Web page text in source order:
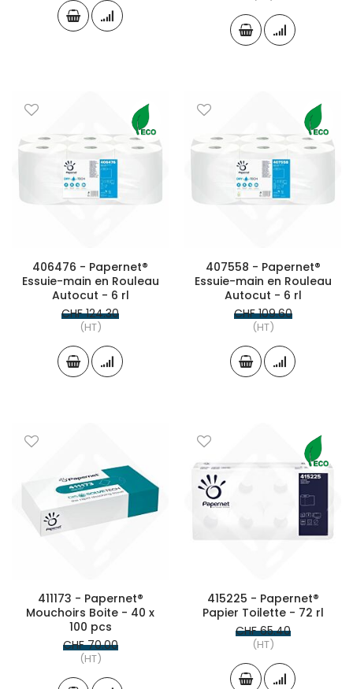
406476 - Papernet®
Essuie-main en Rouleau
Autocut - 6 rl
CHF 124.30
(HT)
407558 - Papernet®
Essuie-main en Rouleau
Autocut - 6 rl
CHF 109.60
(HT)
411173 - Papernet®
Mouchoirs Boite - 40 x
100 pcs
CHF 70.00
(HT)
415225 - Papernet®
Papier Toilette - 72 rl
CHF 65.40
(HT)